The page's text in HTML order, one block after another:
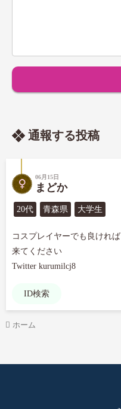
通報する投稿
06月15日
まどか
20代 青森県 大学生
コスプレイヤーでも良ければ
来てください
Twitter kurumilcj8
ID検索
ホーム